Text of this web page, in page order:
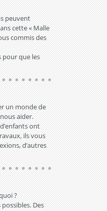
peuvent
cette « Malle
commis des
pour que les
un monde de
aider.
ont
ils vous
d’autres
?
Des